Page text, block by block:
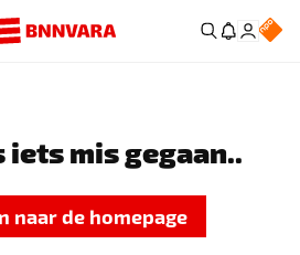
iets mis gegaan..
naar de homepage